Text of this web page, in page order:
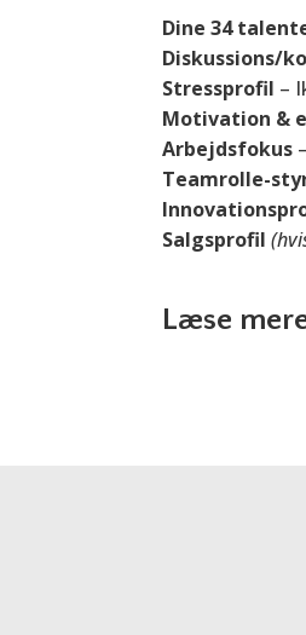
Dine 34
Diskussions/
Stressprofil –
Motivation &
Arbejdsfokus
Teamrolle-
Salgsprofil
Læse